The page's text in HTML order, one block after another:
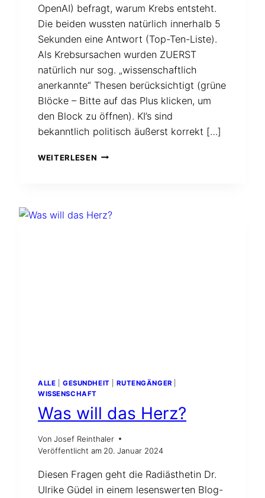
OpenAI) befragt, warum Krebs entsteht.
Die beiden wussten natürlich innerhalb 5
Sekunden eine Antwort (Top-Ten-Liste).
Als Krebsursachen wurden ZUERST
natürlich nur sog. „wissenschaftlich
anerkannte“ Thesen berücksichtigt (grüne
Blöcke – Bitte auf das Plus klicken, um
den Block zu öffnen). KI’s sind
bekanntlich politisch äußerst korrekt […]
WEITERLESEN WARUM
REDE
ALLE GESUNDHEIT |RUTENGÄNGER
WISSENSCHAFT
Was will das Herz?
Von Josef Reinthaler
Veröffentlicht am 20. Januar 2024
Diesen Fragen geht die Radiästhetin Dr.
Ulrike Güdel in einem lesenswerten Blog-